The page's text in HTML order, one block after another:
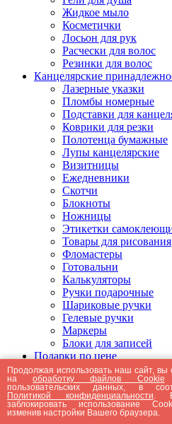
Жидкое мыло
Косметички
Лосьон для рук
Расчески для волос
Резинки для волос
Канцелярские
Лазерные указки
Пломбы номерные
Подставки для
Коврики для резки
Полотенца бумажные
Лупы канцелярские
Визитницы
Ежедневники
Скотчи
Блокноты
Ножницы
Этикетки
Товары для рисования
Фломастеры
Готовальни
Калькуляторы
Ручки подарочные
Шариковые ручки
Гелевые ручки
Маркеры
Блоки для записей
Подарки по цене
Подарки от 5000
Подарки до 5000
Подарки до 3000
Подарки до 2000
Подарки до 1000
Продолжая использовать наш сайт, вы
наобработку файлов Cookie
пользовательских данных, в
Политикой конфиденциальности .
заблокировать использование
изменив настройки Вашего браузера.